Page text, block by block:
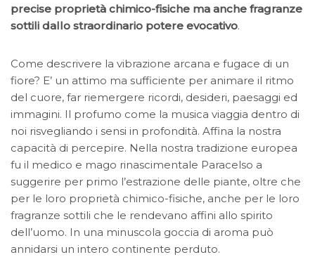
precise proprietà chimico-fisiche ma anche fragranze
sottili dallo straordinario potere evocativo.
Come descrivere la vibrazione arcana e fugace di un
fiore? E’ un attimo ma sufficiente per animare il ritmo
del cuore, far riemergere ricordi, desideri, paesaggi ed
immagini. Il profumo come la musica viaggia dentro di
noi risvegliando i sensi in profondità. Affina la nostra
capacità di percepire. Nella nostra tradizione europea
fu il medico e mago rinascimentale Paracelso a
suggerire per primo l’estrazione delle piante, oltre che
per le loro proprietà chimico-fisiche, anche per le loro
fragranze sottili che le rendevano affini allo spirito
dell’uomo. In una minuscola goccia di aroma può
annidarsi un intero continente perduto.